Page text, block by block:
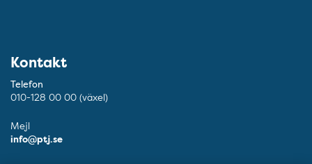
Kontakt
Telefon
010-128 00 00 (växel)
Mejl
info@ptj.se